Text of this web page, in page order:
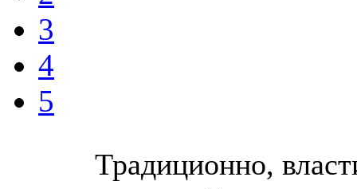
3
4
5
Традиционно,